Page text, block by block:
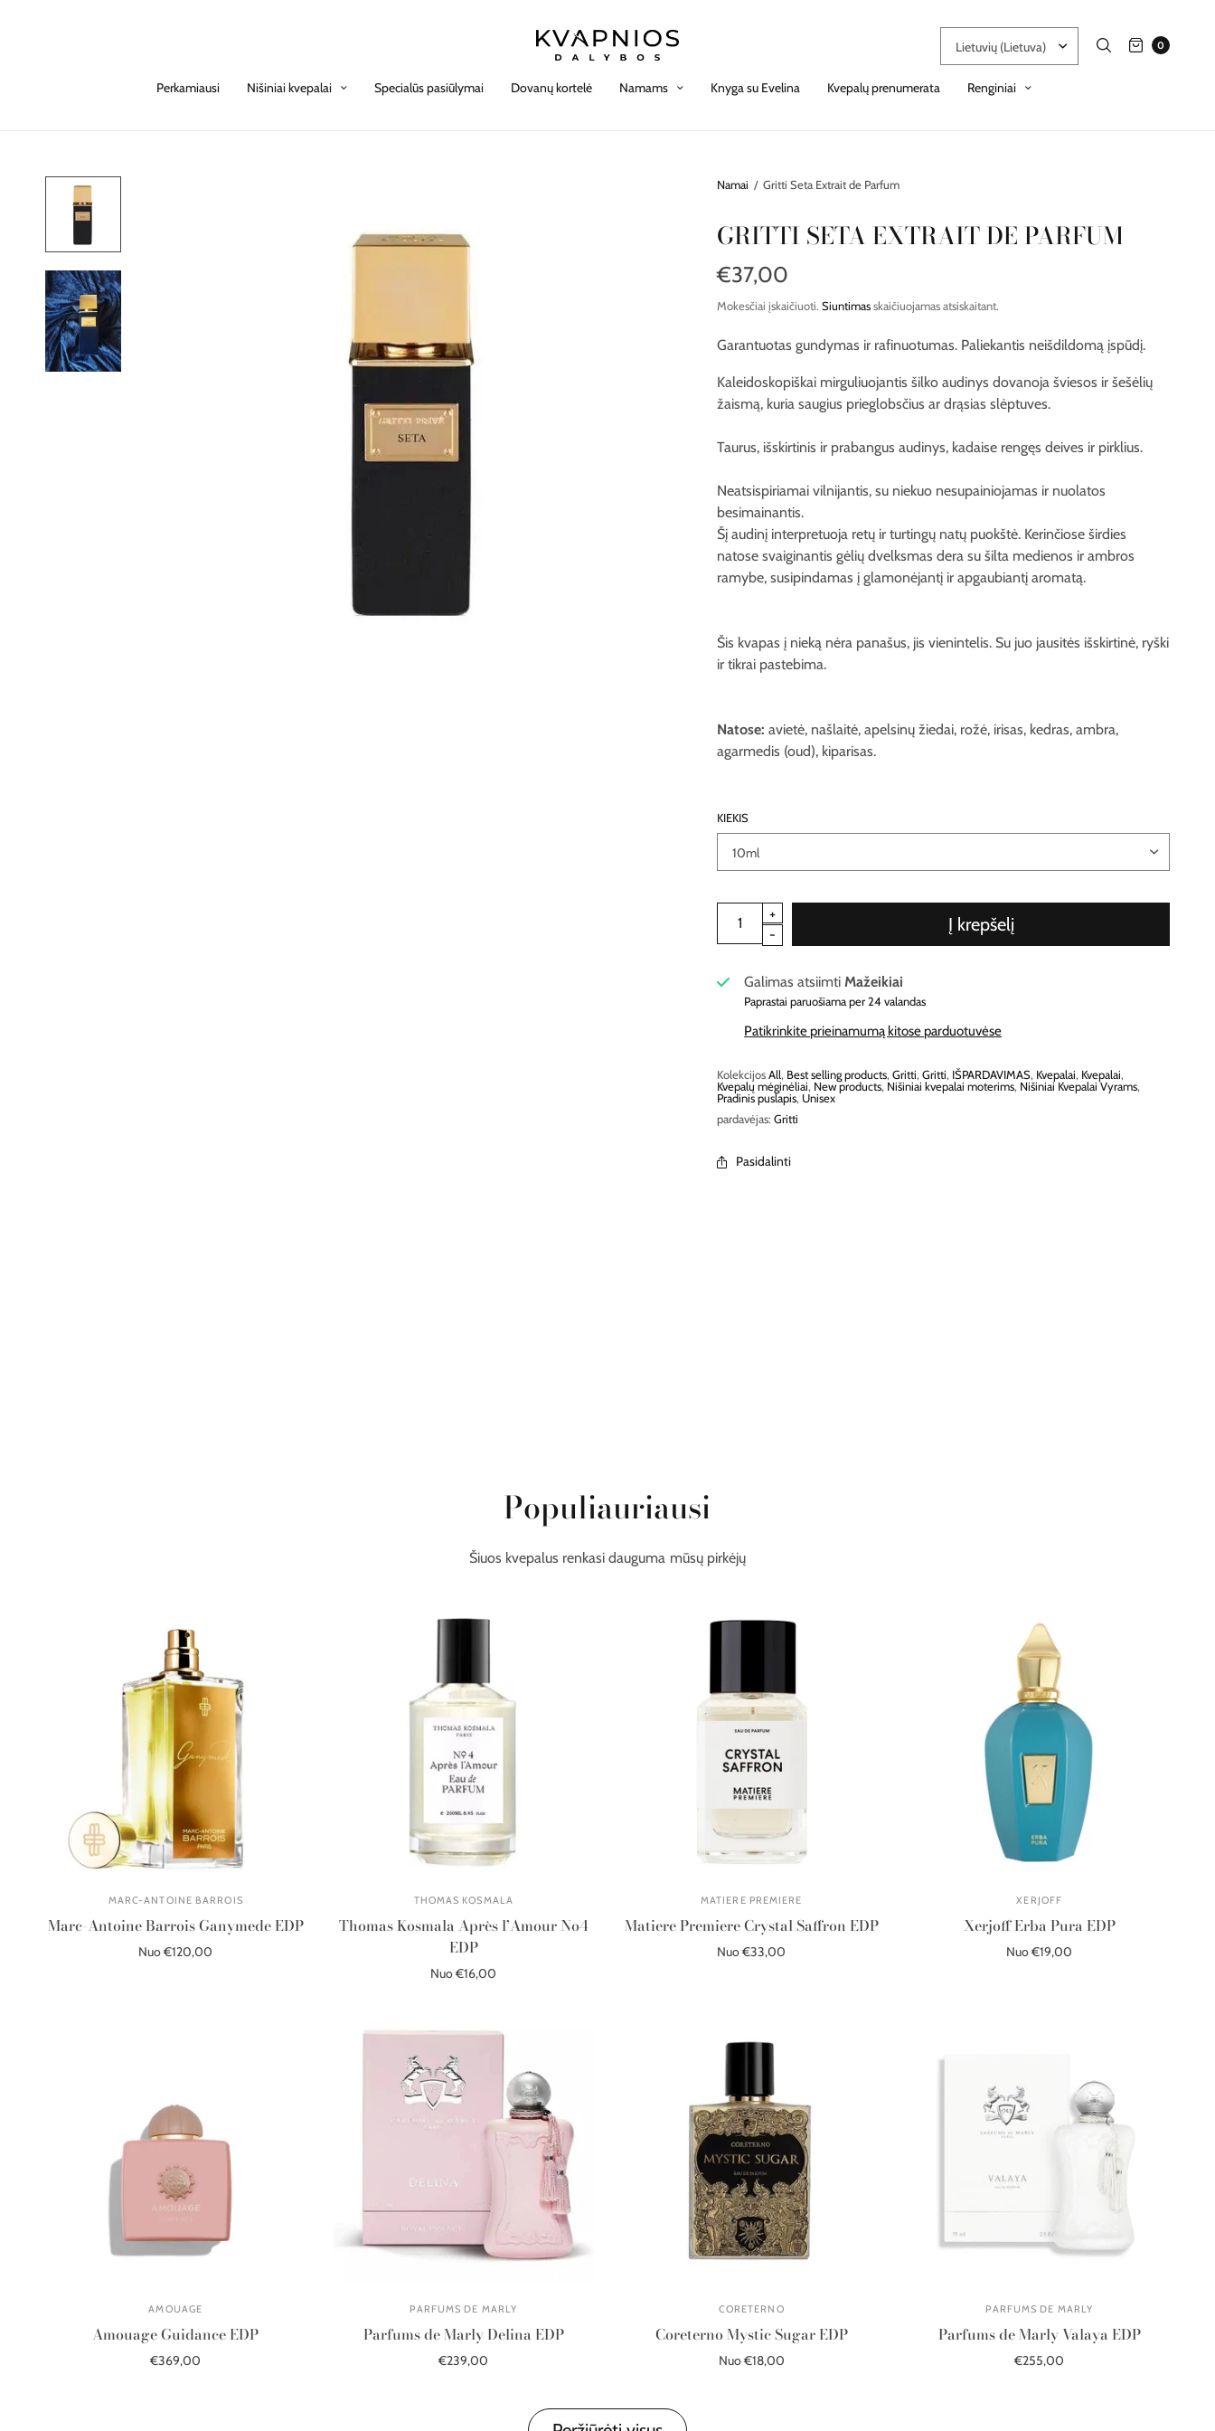
0
Perkamiausi Nišiniai kvepalai Specialūs pasiūlymai Dovanų kortelė Namams Knyga su Evelina Kvepalų prenumerata Renginiai
Namai / Gritti Seta Extrait de Parfum
GRITTI SETA EXTRAIT DE PARFUM
€37,00
Mokesčiai įskaičiuoti.Siuntimasskaičiuojamas atsiskaitant.
Garantuotas gundymas ir rafinuotumas. Paliekantis neišdildomą įspūdį.
Kaleidoskopiškai mirguliuojantis šilko audinys dovanoja šviesos ir šešėlių
žaismą, kuria saugius prieglobsčius ar drąsias slėptuves.
Taurus, išskirtinis ir prabangus audinys, kadaise rengęs deives ir pirklius.
Neatsispiriamai vilnijantis, su niekuo nesupainiojamas ir nuolatos
besimainantis.
Šį audinį interpretuoja retų ir turtingų natų puokštė. Kerinčiose širdies
natose svaiginantis gėlių dvelksmas dera su šilta medienos ir ambros
ramybe, susipindamas į glamonėjantį ir apgaubiantį aromatą.
Šis kvapas į nieką nėra panašus, jis vienintelis. Su juo jausitės išskirtinė, ryški
ir tikrai pastebima.
Natose:avietė, našlaitė, apelsinų žiedai, rožė, irisas, kedras, ambra,
agarmedis (oud), kiparisas.
KIEKIS
Į krepšelį
Galimas atsiimtiMažeikiai
Paprastai paruošiama per 24 valandas
Patikrinkite prieinamumą kitose parduotuvėse
KolekcijosAll, Best selling products,Gritti,Gritti, IŠPARDAVIMAS, Kvepalai, Kvepalai,
Kvepalų mėginėliai, New products, Nišiniai kvepalai moterims, Nišiniai Kvepalai Vyrams,
Pradinis puslapis, Unisex
pardavėjas:Gritti
Pasidalinti
Populiauriausi
Šiuos kvepalus renkasi dauguma mūsų pirkėjų
MARC-ANTOINE BARROIS
Marc-Antoine Barrois Ganymede EDP
Nuo €120,00
THOMAS KOSMALA
Thomas Kosmala Après l’Amour No4
EDP
Nuo €16,00
MATIERE PREMIERE
Matiere Premiere Crystal Saffron EDP
Nuo €33,00
XERJOFF
Xerjoff Erba Pura EDP
Nuo €19,00
AMOUAGE
Amouage Guidance EDP
€369,00
PARFUMS DE MARLY
Parfums de Marly Delina EDP
€239,00
CORETERNO
Coreterno Mystic Sugar EDP
Nuo €18,00
PARFUMS DE MARLY
Parfums de Marly Valaya EDP
€255,00